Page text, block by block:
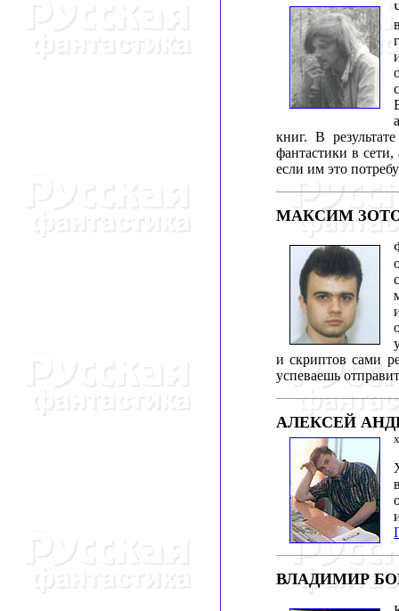
книг. В
фантастики в
если им это
МАКСИМ
и скриптов сами
успеваешь
АЛЕКСЕЙ
ВЛАДИМИР